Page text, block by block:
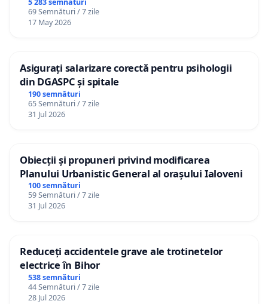
69 Semnături / 7 zile
17 May 2026
Asigurați salarizare corectă pentru psihologii
din DGASPC și spitale
190 semnături
65 Semnături / 7 zile
31 Jul 2026
Obiecții și propuneri privind modificarea
Planului Urbanistic General al orașului Ialoveni
100 semnături
59 Semnături / 7 zile
31 Jul 2026
Reduceți accidentele grave ale trotinetelor
electrice în Bihor
538 semnături
44 Semnături / 7 zile
28 Jul 2026